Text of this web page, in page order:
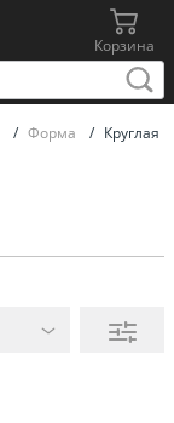
Корзина
/ Форма / Круглая